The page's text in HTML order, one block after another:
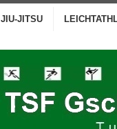
JIU-JITSU